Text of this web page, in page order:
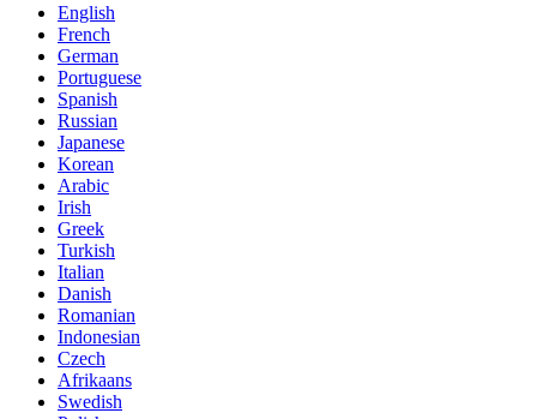
English
French
German
Portuguese
Spanish
Russian
Japanese
Korean
Arabic
Irish
Greek
Turkish
Italian
Danish
Romanian
Indonesian
Czech
Afrikaans
Swedish